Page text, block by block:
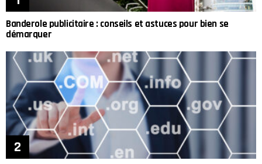
Banderole publicitaire : conseils et astuces pour bien se
démarquer